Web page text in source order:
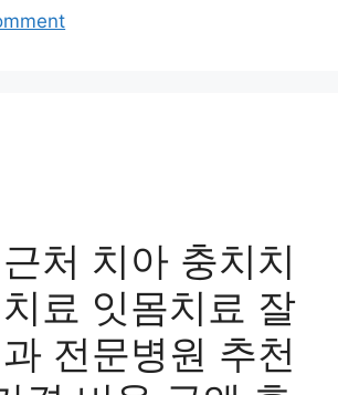
처 치아 충치치
료 잇몸치료 잘
전문병원 추천